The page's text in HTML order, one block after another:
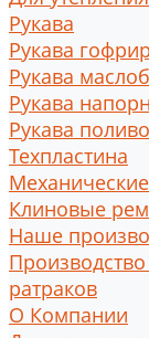
Рукава
Рукава
Рукава
Рукава
Рукава
Техпластина
Клиновые
Наше
ратраков
О Компании